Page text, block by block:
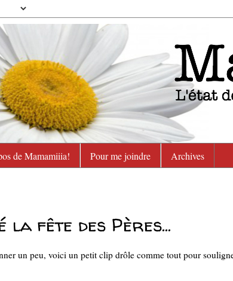
de Mamamiiia! Pour me joindre Archives
la fête des Pères...
un peu, voici un petit clip drôle comme tout pour